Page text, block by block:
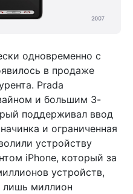
одновременно с
в продаже
Prada
и большим 3-
поддерживал ввод
и ограниченная
устройству
iPhone, который за
устройств,
лишь миллион